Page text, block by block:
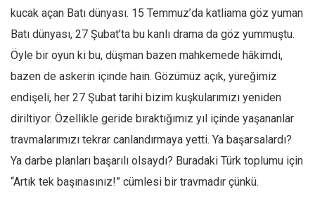
kucak açan Batı dünyası. 15 Temmuz’da katliama göz yuman
Batı dünyası, 27 Şubat’ta bu kanlı drama da göz yummuştu.
Öyle bir oyun ki bu, düşman bazen mahkemede hâkimdi,
bazen de askerin içinde hain. Gözümüz açık, yüreğimiz
endişeli, her 27 Şubat tarihi bizim kuşkularımızı yeniden
diriltiyor. Özellikle geride bıraktığımız yıl içinde yaşananlar
travmalarımızı tekrar canlandırmaya yetti. Ya başarsalardı?
Ya darbe planları başarılı olsaydı? Buradaki Türk toplumu için
“Artık tek başınasınız!” cümlesi bir travmadır çünkü.